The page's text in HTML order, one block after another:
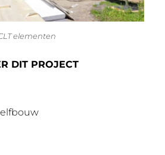
elementen
DIT PROJECT